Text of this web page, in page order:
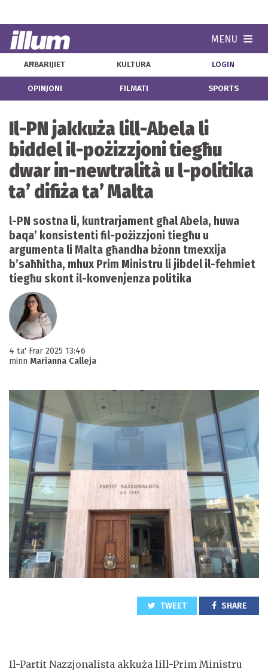
MENU
AĦBARIJIET KULTURA LOGIN
OPINJONI FILMATI SPORTS
Il-PN jakkuża lill-Abela li
biddel il-pożizzjoni tiegħu
dwar in-newtralità u l-politika
ta’ difiża ta’ Malta
l-PN sostna li, kuntrarjament għal Abela, huwa
baqa’ konsistenti fil-pożizzjoni tiegħu u
argumenta li Malta għandha bżonn tmexxija
b’saħħitha, mhux Prim Ministru li jibdel il-fehmiet
tiegħu skont il-konvenjenza politika
4 ta' Frar 2025 13:46
minn Marianna Calleja
TWEET SHARE
Il-Partit Nazzjonalista akkuża lill-Prim Ministru